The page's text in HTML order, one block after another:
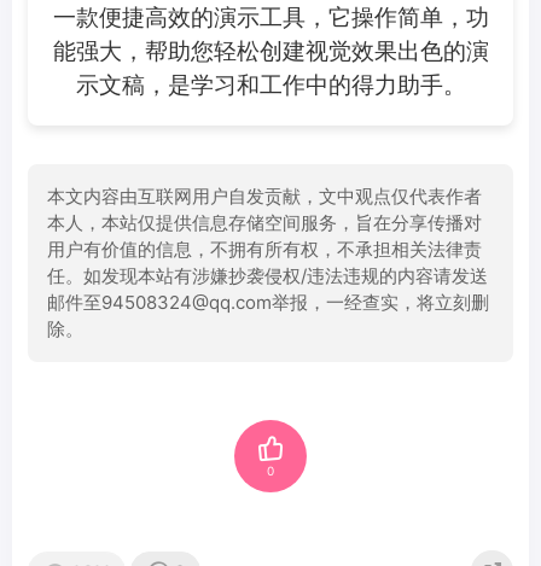
一款便捷高效的演示工具，它操作简单，功
能强大，帮助您轻松创建视觉效果出色的演
示文稿，是学习和工作中的得力助手。
本文内容由互联网用户自发贡献，文中观点仅代表作者
本人，本站仅提供信息存储空间服务，旨在分享传播对
用户有价值的信息，不拥有所有权，不承担相关法律责
任。如发现本站有涉嫌抄袭侵权/违法违规的内容请发送
邮件至94508324@qq.com举报，一经查实，将立刻删
除。
0